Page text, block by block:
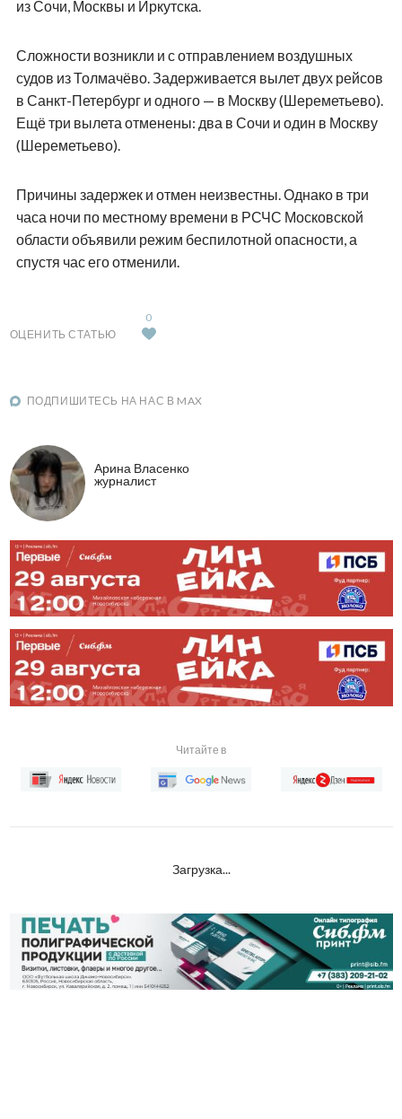
из Сочи, Москвы и Иркутска.
Сложности возникли и с отправлением воздушных
судов из Толмачёво. Задерживается вылет двух рейсов
в Санкт-Петербург и одного — в Москву (Шереметьево).
Ещё три вылета отменены: два в Сочи и один в Москву
(Шереметьево).
Причины задержек и отмен неизвестны. Однако в три
часа ночи по местному времени в РСЧС Московской
области объявили режим беспилотной опасности, а
спустя час его отменили.
ОЦЕНИТЬ СТАТЬЮ
0
ПОДПИШИТЕСЬ НА НАС В MAX
Арина Власенко
журналист
Читайте в
Загрузка...